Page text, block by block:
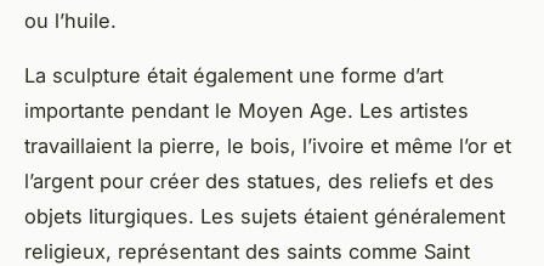
ou l’huile.
La sculpture était également une forme d’art
importante pendant le Moyen Age. Les artistes
travaillaient la pierre, le bois, l’ivoire et même l’or et
l’argent pour créer des statues, des reliefs et des
objets liturgiques. Les sujets étaient généralement
religieux, représentant des saints comme Saint